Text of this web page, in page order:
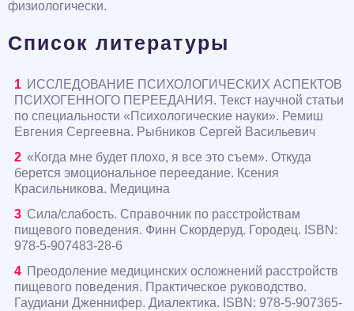
физиологически.
Список литературы
ИССЛЕДОВАНИЕ ПСИХОЛОГИЧЕСКИХ АСПЕКТОВ
ПСИХОГЕННОГО ПЕРЕЕДАНИЯ. Текст научной статьи
по специальности «Психологические науки». Ремиш
Евгения Сергеевна. Рыбников Сергей Васильевич
«Когда мне будет плохо, я все это съем». Откуда
берется эмоциональное переедание. Ксения
Красильникова. Медицина
Сила/слабость. Справочник по расстройствам
пищевого поведения. Финн Скордеруд. Городец. ISBN:
978-5-907483-28-6
Преодоление медицинских осложнений расстройств
пищевого поведения. Практическое руководство.
Гаудиани Дженнифер. Диалектика. ISBN: 978-5-907365-